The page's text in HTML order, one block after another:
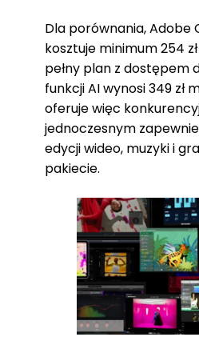
Dla porównania, Adobe
kosztuje minimum 254
pełny plan z dostępem
funkcji AI wynosi 349 zł
oferuje więc
jednoczesnym
edycji wideo, muzyki i
pakiecie.